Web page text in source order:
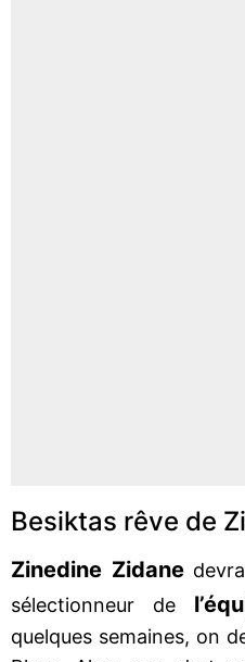
Besiktas rêve de
Zinedine Zidane
sélectionneur de
quelques semaines, on